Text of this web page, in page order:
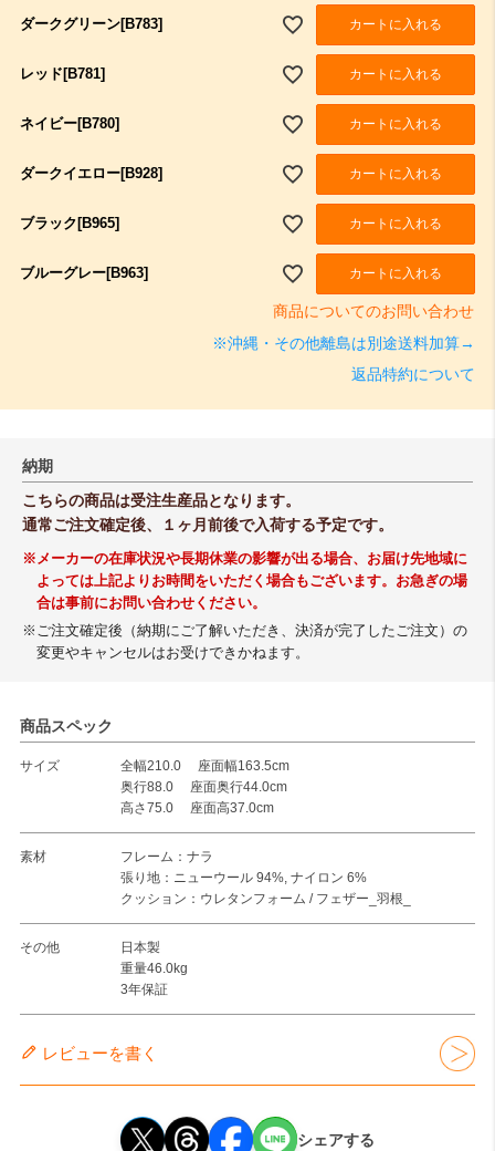
ダークグリーン[B783] カートに入れる
レッド[B781] カートに入れる
ネイビー[B780] カートに入れる
ダークイエロー[B928] カートに入れる
ブラック[B965] カートに入れる
ブルーグレー[B963] カートに入れる
商品についてのお問い合わせ
※沖縄・その他離島は別途送料加算→
返品特約について
納期
こちらの商品は受注生産品となります。
通常ご注文確定後、１ヶ月前後で入荷する予定です。
※メーカーの在庫状況や長期休業の影響が出る場合、お届け先地域に
よっては上記よりお時間をいただく場合もございます。お急ぎの場
合は事前にお問い合わせください。
※ご注文確定後（納期にご了解いただき、決済が完了したご注文）の
変更やキャンセルはお受けできかねます。
商品スペック
サイズ
全幅210.0 座面幅163.5cm
奥行88.0 座面奥行44.0cm
高さ75.0 座面高37.0cm
素材
フレーム：ナラ
張り地：ニューウール 94%, ナイロン 6%
クッション：ウレタンフォーム / フェザー_羽根_
その他
日本製
重量46.0kg
3年保証
レビューを書く
シェアする